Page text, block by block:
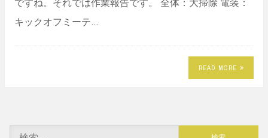
キックオフミーテ…
READ MORE